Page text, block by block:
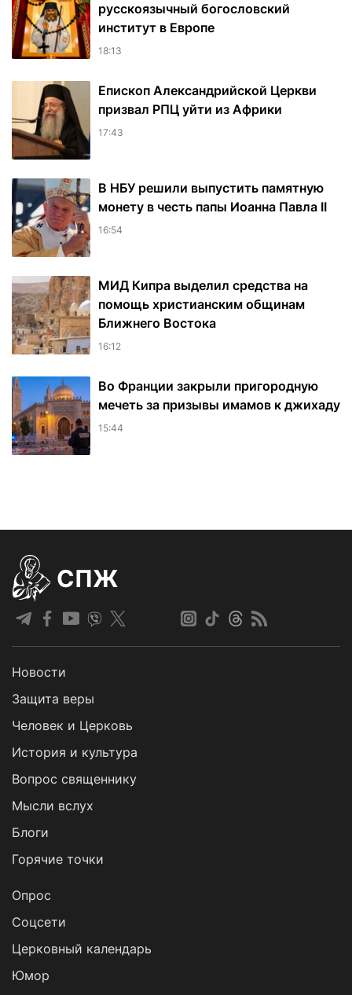
русскоязычный богословский
институт в Европе
18:13
Епископ Александрийской Церкви
призвал РПЦ уйти из Африки
17:43
В НБУ решили выпустить памятную
монету в честь папы Иоанна Павла II
16:54
МИД Кипра выделил средства на
помощь христианским общинам
Ближнего Востока
16:12
Во Франции закрыли пригородную
мечеть за призывы имамов к джихаду
15:44
СПЖ
Новости
Защита веры
Человек и Церковь
История и культура
Вопрос священнику
Мысли вслух
Блоги
Горячие точки
Опрос
Cоцсети
Церковный календарь
Юмор